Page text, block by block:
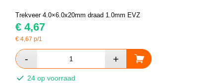
Trekveer 4.0×6.0x20mm draad 1.0mm EVZ
€ 4,67
€4,67 p/1
24 op voorraad